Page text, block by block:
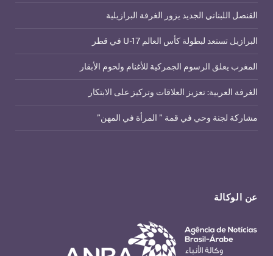
عن الوكالة
القنصل اللبناني الجديد يزور الغرفة البرازيلية
البرازيل تستعد لبطولة كأس العالم U-17 في قطر
المغرب يعلق الرسوم الجمركية للأغنام ولحوم الأبقار
الغرفة العربية: تعزيز العلاقات وتركيز على الابتكار
مشاركة لجنة وحي في قمة ” المرأة في المهن”